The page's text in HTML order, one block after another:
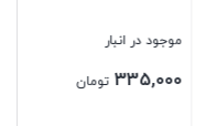
موجود در انبار
335,000 تومان